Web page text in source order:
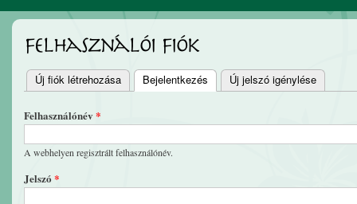
Felhasználói fiók
Elsődleges fülek
Új fiók létrehozása Bejelentkezés (aktív fül)
Új jelszó igénylése
Felhasználónév *
A webhelyen regisztrált felhasználónév.
Jelszó *